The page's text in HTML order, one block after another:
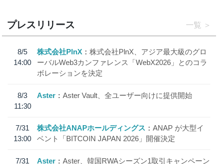
プレスリリース 一覧
8/5
14:00
株式会社PlnX
株式会社PlnX、アジア最大級のグロ
ーバルWeb3カンファレンス「WebX2026」とのコラ
ボレーションを決定
8/3
11:30
Aster Aster Vault、全ユーザー向けに提供開始
7/31
13:00
株式会社ANAPホールディングス
ANAP が大型イ
ベント「BITCOIN JAPAN 2026」開催決定
7/31
Aster
Aster、韓国RWAシーズン1取引キャンペーン